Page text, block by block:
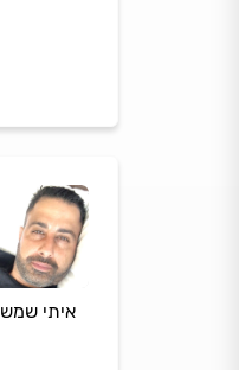
איתי שמש